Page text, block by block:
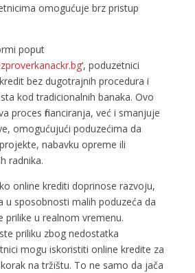
omogućuje brz pristup
poput
‘, poduzetnici
bez dugotrajnih procedura i
kod tradicionalnih banaka. Ovo
proces financiranja, već i smanjuje
omogućujući poduzećima da
nabavku opreme ili
radnika.
online krediti doprinose razvoju,
u sposobnosti malih poduzeća da
prilike u realnom vremenu.
priliku zbog nedostatka
mogu iskoristiti online kredite za
na tržištu. To ne samo da jača